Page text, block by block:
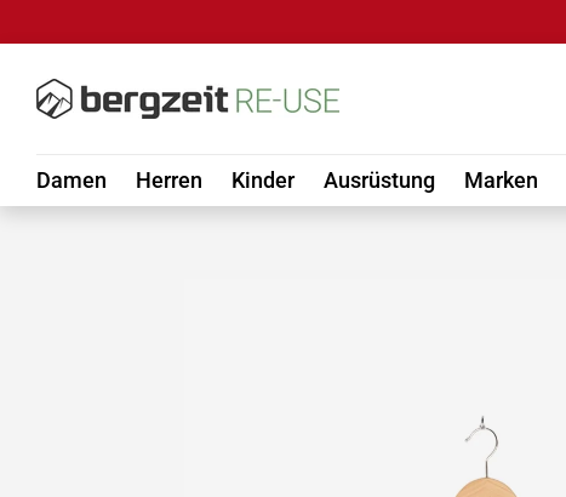
Damen Herren Kinder Ausrüstung Marken